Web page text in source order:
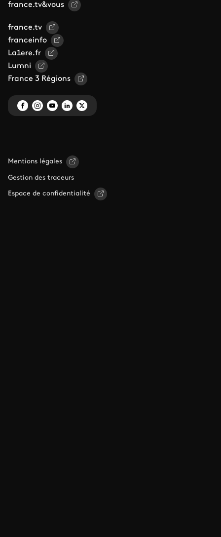
france.tv&vous
france.tv
franceinfo
La1ere.fr
Lumni
France 3 Régions
Mentions légales
Gestion des traceurs
Espace de confidentialité